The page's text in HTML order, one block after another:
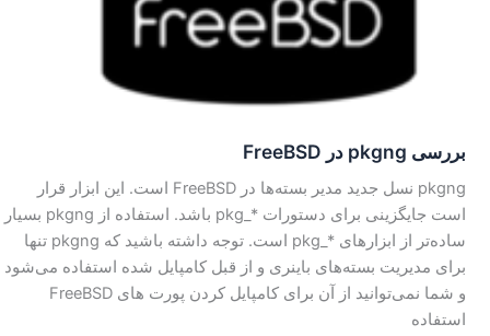
بررسی pkgng در FreeBSD
pkgng نسل جدید مدیر بسته‌ها در FreeBSD است. این ابزار قرار
است جایگزینی برای دستورات ‎pkg_*‎ باشد. استفاده از pkgng بسیار
ساده‌تر از ابزارهای ‎pkg_*‎ است. توجه داشته باشید که pkgng تنها
برای مدیریت بسته‌های باینری و از قبل کامپایل شده استفاده می‌شود
و شما نمی‌توانید از آن برای کامپایل کردن پورت های FreeBSD
استفاده